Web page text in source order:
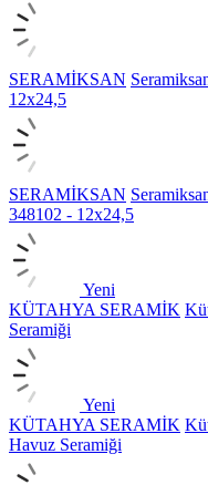
SERAMİKSAN
12x24,5
SERAMİKSAN
348102 - 12x24,5
Yeni
KÜTAHYA SERAMİK
Seramiği
Yeni
KÜTAHYA SERAMİK
Havuz Seramiği